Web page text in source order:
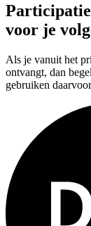
voor je
Als je vanuit het
ontvangt, dan
gebruiken